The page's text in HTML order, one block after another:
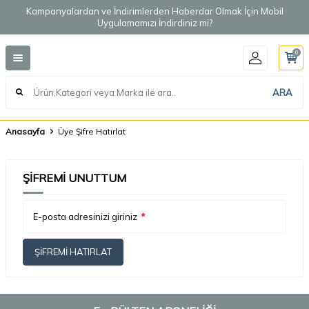
Kampanyalardan ve İndirimlerden Haberdar Olmak İçin Mobil
Uygulamamızı İndirdiniz mi?
ARA
0
Anasayfa Üye Şifre Hatırlat
ŞIFREMI UNUTTUM
E-posta adresinizi giriniz *
ŞIFREMI HATIRLAT